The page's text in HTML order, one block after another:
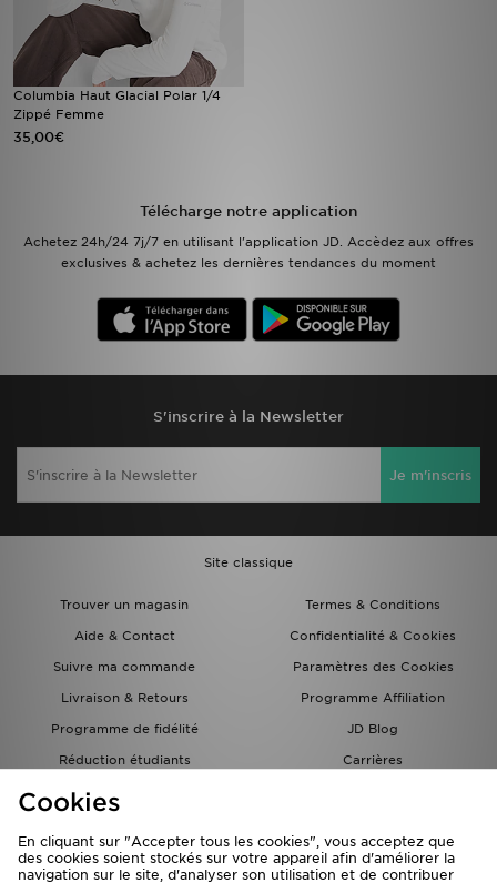
Columbia Haut Glacial Polar 1/4
Zippé Femme
35,00€
Télécharge notre application
Achetez 24h/24 7j/7 en utilisant l'application JD. Accèdez aux offres
exclusives & achetez les dernières tendances du moment
S'inscrire à la Newsletter
Je m'inscris
Site classique
Trouver un magasin
Termes & Conditions
Aide & Contact
Confidentialité & Cookies
Suivre ma commande
Paramètres des Cookies
Livraison & Retours
Programme Affiliation
Programme de fidélité
JD Blog
Réduction étudiants
Carrières
Carte Cadeau
Service client
Nos Magasins
Télécharge l'Appli
Cookies
En cliquant sur "Accepter tous les cookies", vous acceptez que
des cookies soient stockés sur votre appareil afin d'améliorer la
navigation sur le site, d'analyser son utilisation et de contribuer